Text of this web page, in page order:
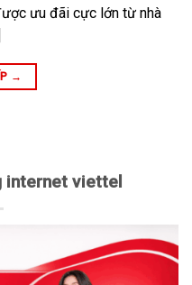
ưu đãi cực lớn từ nhà
→
internet viettel